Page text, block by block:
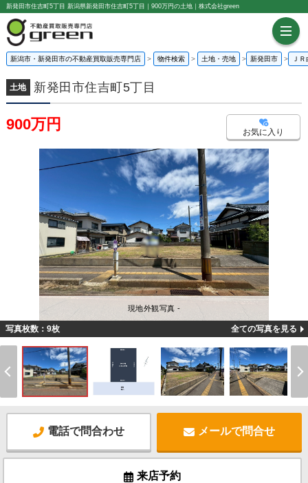
新発田市住吉町5丁目 新潟県新発田市住吉町5丁目｜900万円の土地｜株式会社green
新潟市・新発田市の不動産買取販売専門店 物件検索 土地・売地 新発田市 Ｊ
土地 新発田市住吉町5丁目
900万円 お気に入り
現地外観写真 -
写真枚数：9枚 全ての写真を見る
電話で問合わせ メールで問合せ
来店予約